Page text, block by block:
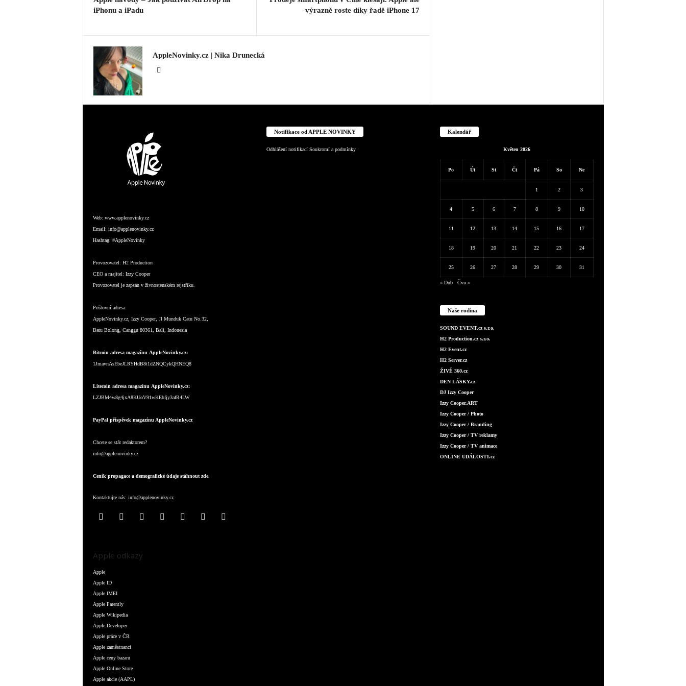
iPhonu a iPadu
výrazně roste díky řadě iPhone 17
AppleNovinky.cz | Nika Drunecká
Web: www.applenovinky.cz
Email: info@applenovinky.cz
Hashtag: #AppleNovinky
Provozovatel: H2 Production
CEO a majitel: Izzy Cooper
Provozovatel je zapsán v živnostenském rejstříku.
Poštovní adresa:
AppleNovinky.cz, Izzy Cooper, Jl Munduk Catu No.32,
Batu Bolong, Canggu 80361, Bali, Indonesia
Bitcoin adresa magazínu AppleNovinky.cz:
1JmavnAsEbeJLRYHdB8t1dZNQCykQHNEQ8
Litecoin adresa magazínu AppleNovinky.cz:
LZJBM4w8g4jxA8KUoV91wKEbfjy3afR4LW
PayPal příspěvek magazínu AppleNovinky.cz
Chcete se stát redaktorem?
info@applenovinky.cz
Ceník propagace a demografické údaje stáhnout zde.
Kontaktujte nás: info@applenovinky.cz
Apple odkazy
Apple
Apple ID
Apple IMEI
Apple Patently
Apple Wikipedia
Apple Developer
Apple práce v ČR
Apple zaměstnanci
Apple ceny bazaru
Apple Online Store
Apple akcie (AAPL)
Notifikace od APPLE NOVINKY
Odhlášení notifikací Soukromí a podmínky
Kalendář
Květen 2026
Po Út St Čt Pá So Ne
1 2 3
4 5 6 7 8 9 10
11 12 13 14 15 16 17
18 19 20 21 22 23 24
25 26 27 28 29 30 31
« Dub Čvn »
Naše rodina
SOUND EVENT.cz s.r.o.
H2 Production.cz s.r.o.
H2 Event.cz
H2 Server.cz
ŽIVĚ 360.cz
DEN LÁSKY.cz
DJ Izzy Cooper
Izzy Cooper.ART
Izzy Cooper / Photo
Izzy Cooper / Branding
Izzy Cooper / TV reklamy
Izzy Cooper / TV animace
ONLINE UDÁLOSTI.cz